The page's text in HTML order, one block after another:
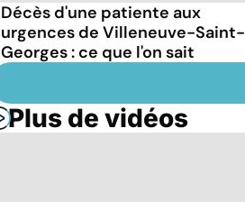
Décès d'une patiente aux
urgences de Villeneuve-Saint-
Georges : ce que l'on sait
Plus de vidéos